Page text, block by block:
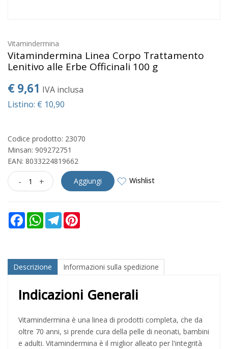
Vitamindermina
Vitamindermina Linea Corpo Trattamento
Lenitivo alle Erbe Officinali 100 g
€ 9,61 IVA inclusa
Listino: € 10,90
Codice prodotto: 23070
Minsan: 909272751
EAN: 8033224819662
- + Aggiungi Wishlist
FacebookWhatsAppTelegram
Descrizione Informazioni sulla spedizione
Indicazioni Generali
Vitamindermina è una linea di prodotti completa, che da
oltre 70 anni, si prende cura della pelle di neonati, bambini
e adulti. Vitamindermina è il miglior alleato per l'integrità